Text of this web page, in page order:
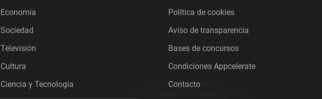
Economía
Sociedad
Televisión
Cultura
Ciencia y Tecnología
Política de cookies
Aviso de transparencia
Bases de concursos
Condiciones Appcelerate
Contacto